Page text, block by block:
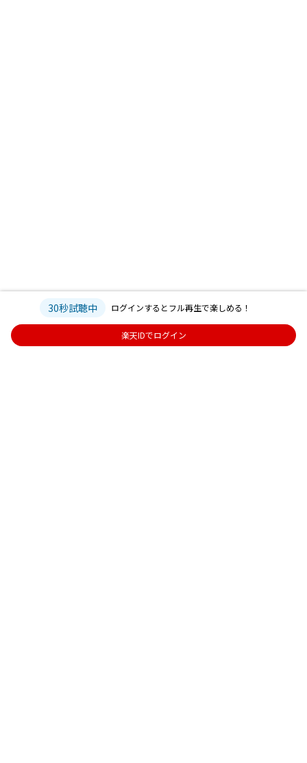
30秒試聴中 ログインするとフル再生で楽しめる！
楽天IDでログイン